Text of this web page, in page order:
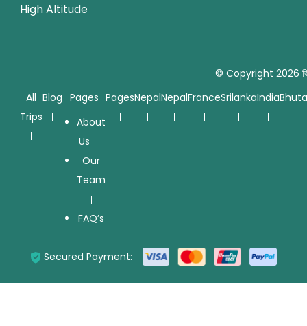
High Altitude
© Copyright 2026
All
Trips
Blog Pages
About
Us
Our
Team
FAQ’s
PagesNepalNepalFranceSrilankaIndia
Secured Payment: